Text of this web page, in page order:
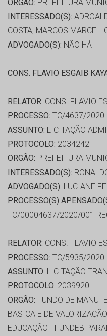
ORGÃO: PREFEITURA
INTERESSADO(S):
COSTA, MARCOS
ADVOGADO(S): NÃO HÁ
CONS. FLAVIO ESGAIB
RELATOR: CONS. FLAVIO
PROCESSO: TC/4637/2020
ASSUNTO: LICITAÇÃO
PROTOCOLO: 2034242
ORGÃO: PREFEITURA
INTERESSADO(S):
ADVOGADO(S): LUCIANE
PROCESSO(S)
TC/00004637/2020/001
RELATOR: CONS. FLAVIO
PROCESSO: TC/5935/2020
ASSUNTO: LICITAÇÃO
PROTOCOLO: 2039920
ORGÃO: FUNDO DE
BASICA E DE
EDUCAÇÃO - FUNDEB